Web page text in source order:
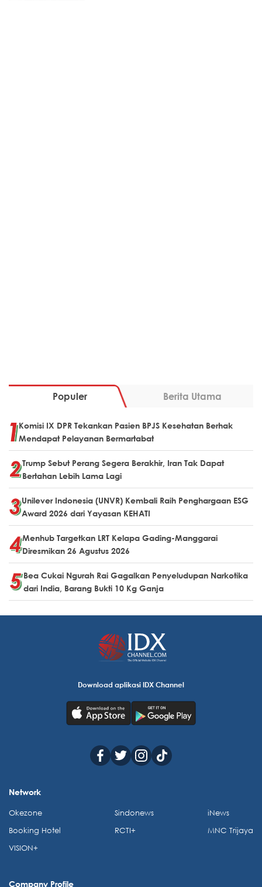
Populer Berita Utama
Komisi IX DPR Tekankan Pasien BPJS Kesehatan Berhak
Mendapat Pelayanan Bermartabat
Trump Sebut Perang Segera Berakhir, Iran Tak Dapat
Bertahan Lebih Lama Lagi
Unilever Indonesia (UNVR) Kembali Raih Penghargaan ESG
Award 2026 dari Yayasan KEHATI
Menhub Targetkan LRT Kelapa Gading-Manggarai
Diresmikan 26 Agustus 2026
Bea Cukai Ngurah Rai Gagalkan Penyeludupan Narkotika
dari India, Barang Bukti 10 Kg Ganja
Download aplikasi IDX Channel
Network
Okezone
Booking Hotel
VISION+
Sindonews
RCTI+
iNews
MNC Trijaya
Company Profile